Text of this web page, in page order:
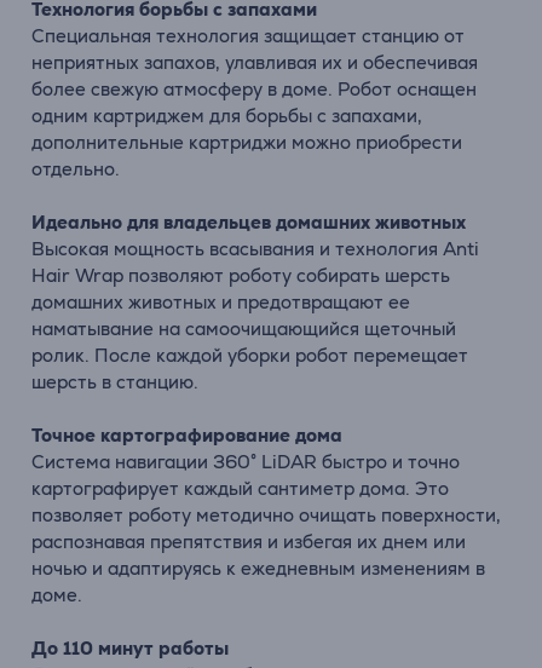
Технология борьбы с запахами
Специальная технология защищает станцию ​​от
неприятных запахов, улавливая их и обеспечивая
более свежую атмосферу в доме. Робот оснащен
одним картриджем для борьбы с запахами,
дополнительные картриджи можно приобрести
отдельно.
Идеально для владельцев домашних животных
Высокая мощность всасывания и технология Anti
Hair Wrap позволяют роботу собирать шерсть
домашних животных и предотвращают ее
наматывание на самоочищающийся щеточный
ролик. После каждой уборки робот перемещает
шерсть в станцию.
Точное картографирование дома
Система навигации 360° LiDAR быстро и точно
картографирует каждый сантиметр дома. Это
позволяет роботу методично очищать поверхности,
распознавая препятствия и избегая их днем или
ночью и адаптируясь к ежедневным изменениям в
доме.
До 110 минут работы